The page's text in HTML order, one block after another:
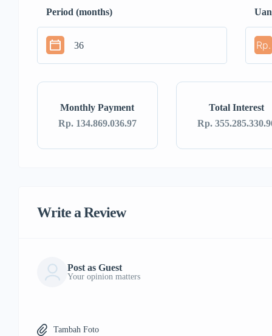
Period (months)
Rp.
Monthly Payment
Rp. 134.869.036.97
Total Interest
Rp.
Write a Review
Post as Guest
Your opinion matters
Tambah Foto